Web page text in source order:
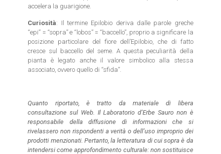
accelera la guarigione.
Curiosità: Il termine Epilobio deriva dalle parole greche
“epi” = “sopra” e “lobos” = “baccello”, proprio a significare la
posizione particolare del fiore dell’Epilobio, che di fatto
cresce sul baccello del seme. A questa peculiarità della
pianta è legato anche il valore simbolico alla stessa
associato, ovvero quello di “sfida”.
Quanto riportato, è tratto da materiale di libera
consultazione sul Web. Il Laboratorio d’Erbe Sauro non è
responsabile della diffusione di informazioni che si
rivelassero non rispondenti a verità o dell’uso improprio dei
prodotti menzionati. Pertanto, la letteratura di cui sopra è da
intendersi come approfondimento culturale: non sostituisce